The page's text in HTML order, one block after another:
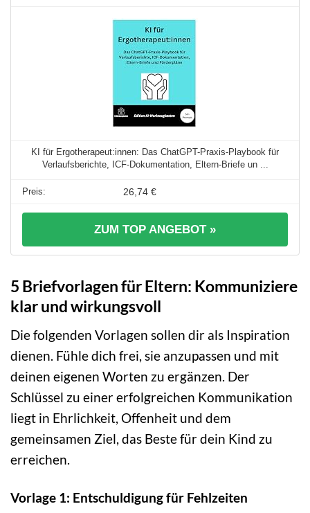
KI für Ergotherapeut:innen: Das ChatGPT-Praxis-Playbook für
Verlaufsberichte, ICF-Dokumentation, Eltern-Briefe un ...
26,74 €
ZUM TOP ANGEBOT »
5 Briefvorlagen für Eltern: Kommuniziere
klar und wirkungsvoll
Die folgenden Vorlagen sollen dir als Inspiration
dienen. Fühle dich frei, sie anzupassen und mit
deinen eigenen Worten zu ergänzen. Der
Schlüssel zu einer erfolgreichen Kommunikation
liegt in Ehrlichkeit, Offenheit und dem
gemeinsamen Ziel, das Beste für dein Kind zu
erreichen.
Vorlage 1: Entschuldigung für Fehlzeiten